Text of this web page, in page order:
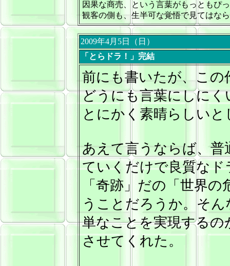
因果な商売、という言葉がもっともぴ
観客の側も、生半可な覚悟で見てはな
2009年4月5日（日）
「とらドラ！」完結
前にも書いたが、 この
どうにも言葉にしにく
とにかく素晴らしい
あえて言うならば、普
ていくだけで良質な
「奇跡」だの「世界
うことだろうか。そ
単なことを実現する
させてくれた。